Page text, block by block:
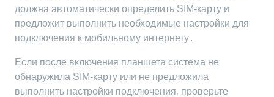
должна автоматически определить SIM-карту и
предложит выполнить необходимые настройки для
подключения к мобильному интернету․
Если после включения планшета система не
обнаружила SIM-карту или не предложила
выполнить настройки подключения‚ проверьте